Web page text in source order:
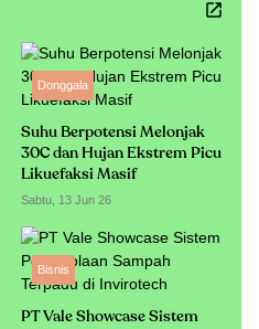
Donggala
Suhu Berpotensi Melonjak
30C dan Hujan Ekstrem Picu
Likuefaksi Masif
Sabtu, 13 Jun 26
Bisnis
PT Vale Showcase Sistem